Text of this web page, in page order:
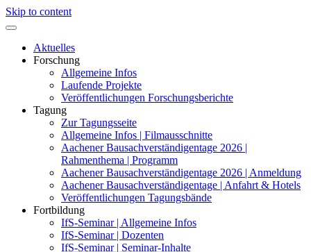
Skip to content
Aktuelles
Forschung
Allgemeine Infos
Laufende Projekte
Veröffentlichungen Forschungsberichte
Tagung
Zur Tagungsseite
Allgemeine Infos | Filmausschnitte
Aachener Bausachverständigentage 2026 |
Rahmenthema | Programm
Aachener Bausachverständigentage 2026 | Anmeldung
Aachener Bausachverständigentage | Anfahrt & Hotels
Veröffentlichungen Tagungsbände
Fortbildung
IfS-Seminar | Allgemeine Infos
IfS-Seminar | Dozenten
IfS-Seminar | Seminar-Inhalte